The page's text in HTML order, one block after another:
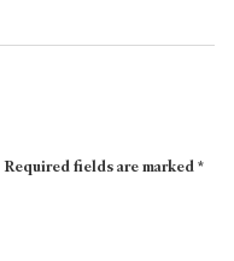
Required fields are marked*